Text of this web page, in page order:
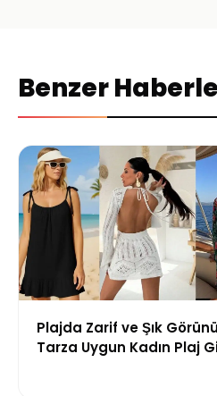
Benzer
Plajda Zarif ve Şık
Tarza Uygun Kadın Plaj